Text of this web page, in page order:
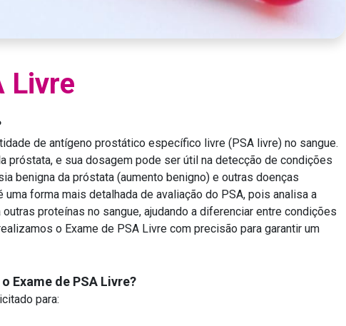
Livre
de antígeno prostático específico livre (PSA livre) no sangue.
próstata, e sua dosagem pode ser útil na detecção de condições
benigna da próstata (aumento benigno) e outras doenças
forma mais detalhada de avaliação do PSA, pois analisa a
proteínas no sangue, ajudando a diferenciar entre condições
o Exame de PSA Livre com precisão para garantir um
Exame de PSA Livre?
para: